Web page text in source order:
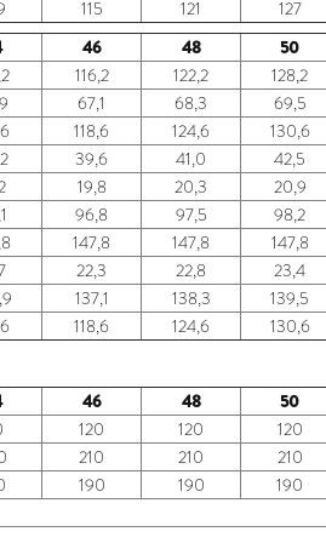
115 121 127
46 48 50
116,2 122,2 128,2
67,1 68,3 69,5
118,6 124,6 130,6
39,6 41,0 42,5
19,8 20,3 20,9
96,8 97,5 98,2
147,8 147,8 147,8
22,3 22,8 23,4
137,1 138,3 139,5
118,6 124,6 130,6
46 48 50
120 120 120
210 210 210
190 190 190